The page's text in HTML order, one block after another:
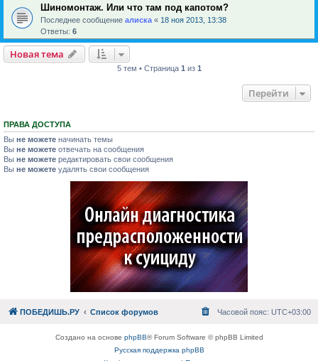
Шиномонтаж. Или что там под капотом?
Последнее сообщение алиска « 18 ноя 2013, 13:38
Ответы: 6
Новая тема
5 тем • Страница 1 из 1
Перейти
ПРАВА ДОСТУПА
Вы не можете начинать темы
Вы не можете отвечать на сообщения
Вы не можете редактировать свои сообщения
Вы не можете удалять свои сообщения
ПОБЕДИШЬ.РУ Список форумов Часовой пояс: UTC+03:00
Создано на основе phpBB® Forum Software © phpBB Limited
Русская поддержка phpBB